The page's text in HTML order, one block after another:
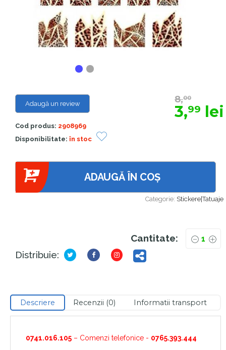
Categorie: Stickere|Tatuaje
Adaugă un review
Cod produs: 2908969
Disponibilitate: în stoc
8,00
3,99 lei
ADAUGĂ ÎN COȘ
Cantitate:
Distribuie:
Descriere Recenzii (0) Informatii transport
0741.016.105 – Comenzi telefonice - 0765.393.444